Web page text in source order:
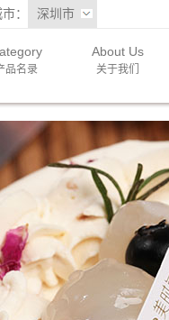
： 深圳市
品名录
About Us
关于我们